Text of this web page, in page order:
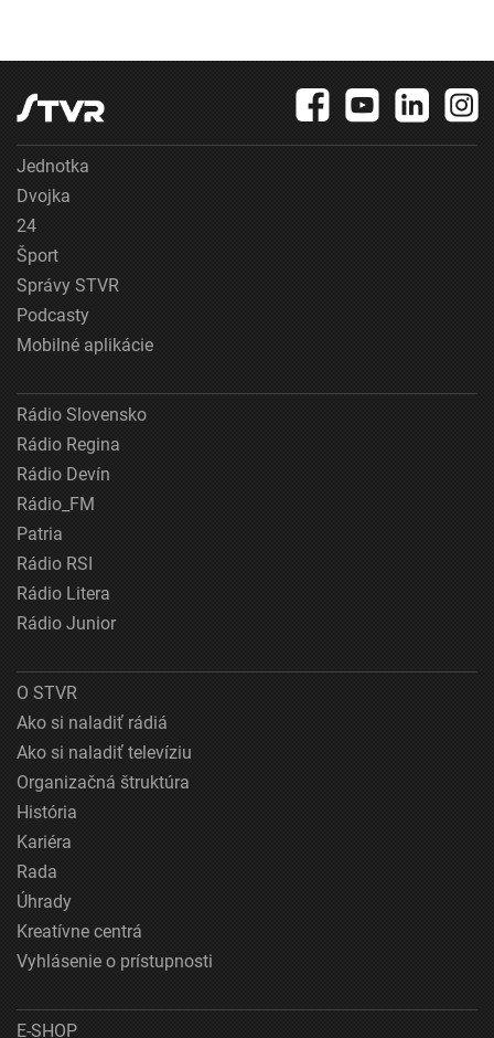
Jednotka
Dvojka
24
Šport
Správy STVR
Podcasty
Mobilné aplikácie
Rádio Slovensko
Rádio Regina
Rádio Devín
Rádio_FM
Patria
Rádio RSI
Rádio Litera
Rádio Junior
O STVR
Ako si naladiť rádiá
Ako si naladiť televíziu
Organizačná štruktúra
História
Kariéra
Rada
Úhrady
Kreatívne centrá
Vyhlásenie o prístupnosti
E-SHOP